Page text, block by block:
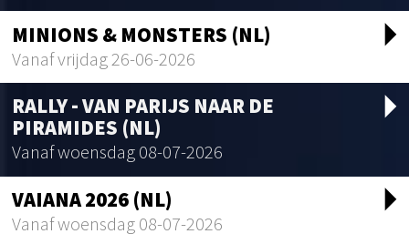
MINIONS & MONSTERS (NL)
Vanaf vrijdag 26-06-2026
RALLY - VAN PARIJS NAAR DE
PIRAMIDES (NL)
Vanaf woensdag 08-07-2026
VAIANA 2026 (NL)
Vanaf woensdag 08-07-2026